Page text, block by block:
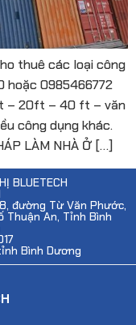
thuê các loại công
hoặc 0985466772
– 20ft – 40 ft – văn
công dụng khác.
LÀM NHÀ Ở […]
BLUETECH
đường Từ Văn Phước,
Thuận An, Tỉnh Bình
Bình Dương